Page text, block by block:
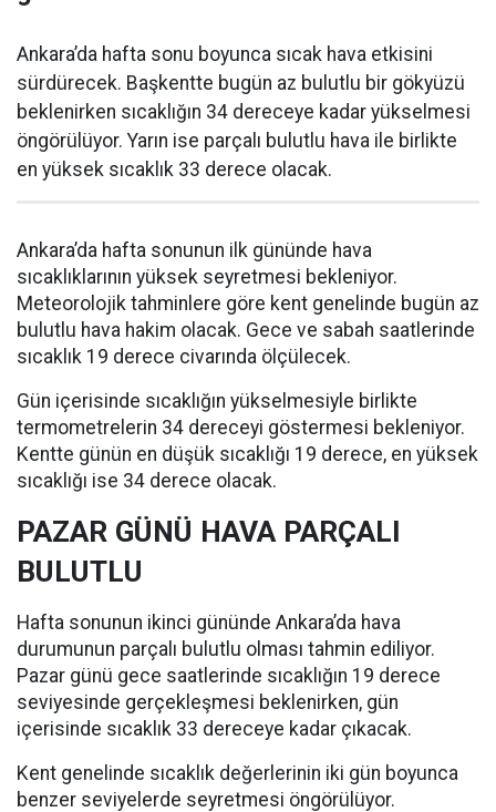
Ankara’da hafta sonu boyunca sıcak hava etkisini
sürdürecek. Başkentte bugün az bulutlu bir gökyüzü
beklenirken sıcaklığın 34 dereceye kadar yükselmesi
öngörülüyor. Yarın ise parçalı bulutlu hava ile birlikte
en yüksek sıcaklık 33 derece olacak.
Ankara’da hafta sonunun ilk gününde hava
sıcaklıklarının yüksek seyretmesi bekleniyor.
Meteorolojik tahminlere göre kent genelinde bugün az
bulutlu hava hakim olacak. Gece ve sabah saatlerinde
sıcaklık 19 derece civarında ölçülecek.
Gün içerisinde sıcaklığın yükselmesiyle birlikte
termometrelerin 34 dereceyi göstermesi bekleniyor.
Kentte günün en düşük sıcaklığı 19 derece, en yüksek
sıcaklığı ise 34 derece olacak.
PAZAR GÜNÜ HAVA PARÇALI
BULUTLU
Hafta sonunun ikinci gününde Ankara’da hava
durumunun parçalı bulutlu olması tahmin ediliyor.
Pazar günü gece saatlerinde sıcaklığın 19 derece
seviyesinde gerçekleşmesi beklenirken, gün
içerisinde sıcaklık 33 dereceye kadar çıkacak.
Kent genelinde sıcaklık değerlerinin iki gün boyunca
benzer seviyelerde seyretmesi öngörülüyor.